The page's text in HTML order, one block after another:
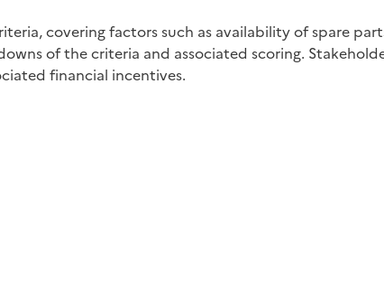
covering factors such as availability of spare
of the criteria and associated scoring.
financial incentives.